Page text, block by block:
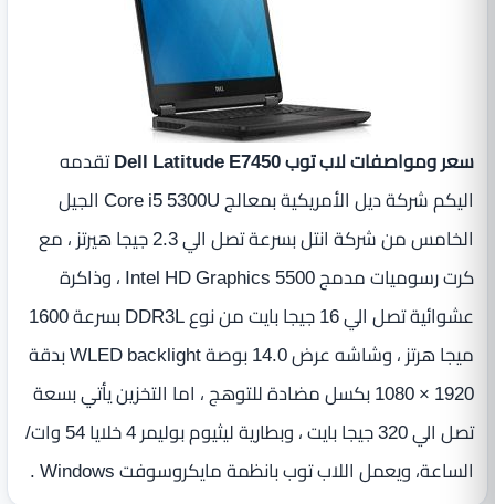
سعر ومواصفات لاب توب Dell Latitude E7450
تقدمه
اليكم شركة ديل الأمريكية بمعالج Core i5 5300U الجيل
الخامس من شركة انتل بسرعة تصل الي 2.3 جيجا هيرتز ، مع
كرت رسوميات مدمج Intel HD Graphics 5500 ، وذاكرة
عشوائية تصل الي 16 جيجا بايت من نوع DDR3L بسرعة 1600
ميجا هرتز ، وشاشه عرض 14.0 بوصة WLED backlight بدقة
1920 × 1080 بكسل مضادة للتوهج ، اما التخزين يأتي بسعة
تصل الي 320 جيجا بايت ، وبطارية ليثيوم بوليمر 4 خلايا 54 وات/
الساعة، ويعمل اللاب توب بانظمة مايكروسوفت Windows .